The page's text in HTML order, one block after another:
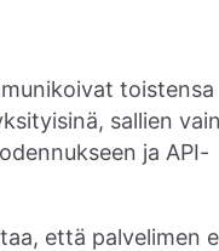
toistensa
sallien vain
ja API-
että palvelimen